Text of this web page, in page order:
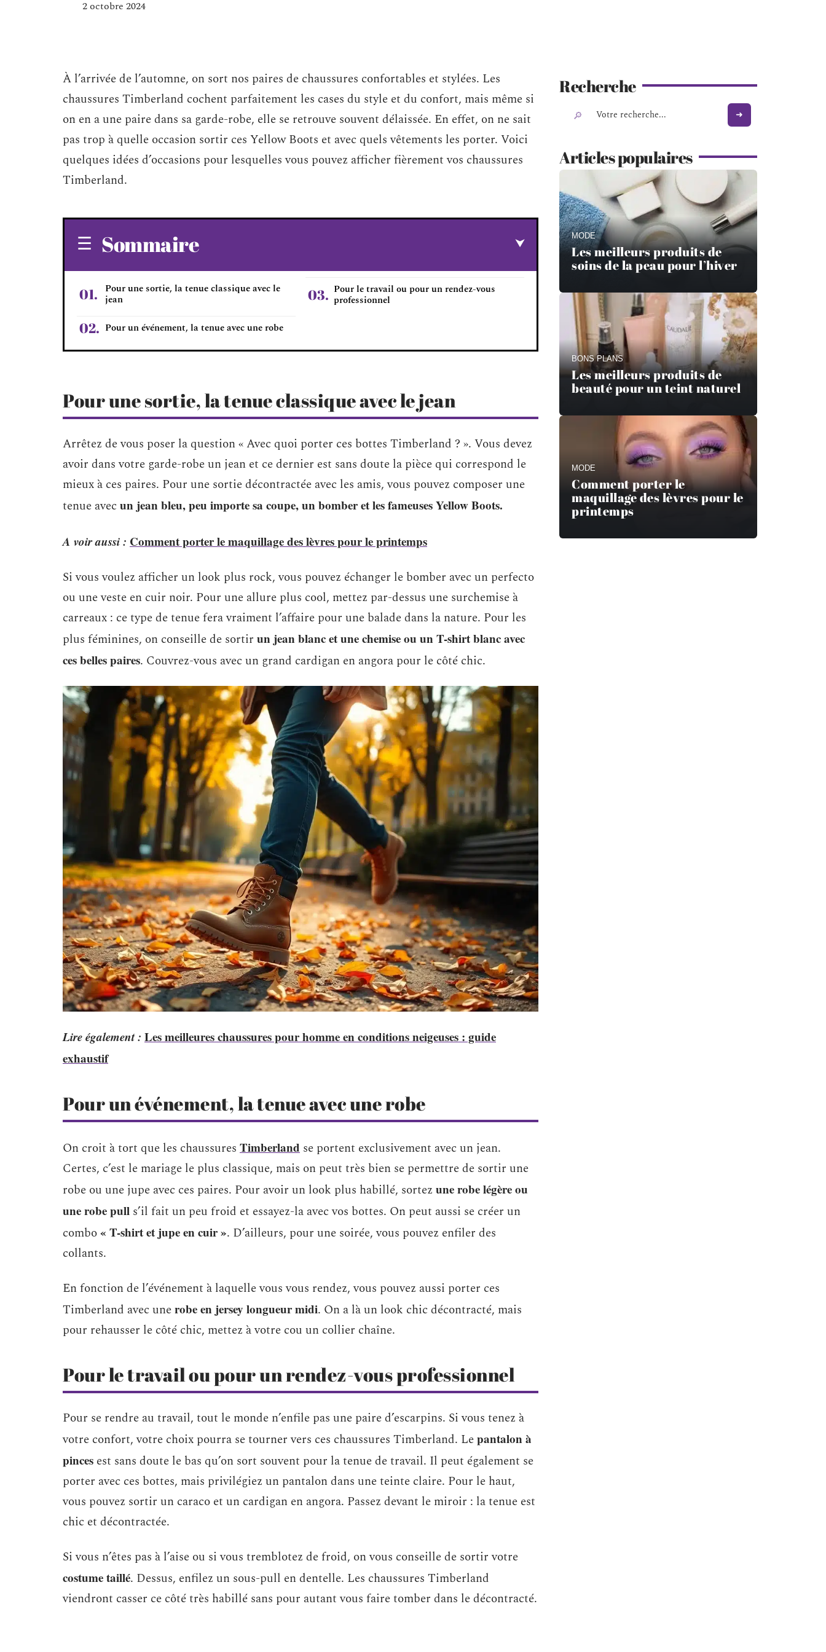
2 octobre 2024
À l’arrivée de l’automne, on sort nos paires de chaussures confortables et stylées. Les
chaussures Timberland cochent parfaitement les cases du style et du confort, mais même si
on en a une paire dans sa garde-robe, elle se retrouve souvent délaissée. En effet, on ne sait
pas trop à quelle occasion sortir ces Yellow Boots et avec quels vêtements les porter. Voici
quelques idées d’occasions pour lesquelles vous pouvez afficher fièrement vos chaussures
Timberland.
Sommaire
Pour une sortie, la tenue classique avec le
jean
Pour un événement, la tenue avec une robe
Pour le travail ou pour un rendez-vous
professionnel
Pour une sortie, la tenue classique avec le jean
Arrêtez de vous poser la question « Avec quoi porter ces bottes Timberland ? ». Vous devez
avoir dans votre garde-robe un jean et ce dernier est sans doute la pièce qui correspond le
mieux à ces paires. Pour une sortie décontractée avec les amis, vous pouvez composer une
tenue avecun jean bleu, peu importe sa coupe, un bomber et les fameuses Yellow Boots.
A voir aussi : Comment porter le maquillage des lèvres pour le printemps
Si vous voulez afficher un look plus rock, vous pouvez échanger le bomber avec un perfecto
ou une veste en cuir noir. Pour une allure plus cool, mettez par-dessus une surchemise à
carreaux : ce type de tenue fera vraiment l’affaire pour une balade dans la nature. Pour les
plus féminines, on conseille de sortir un jean blanc et une chemise ou un T-shirt blanc avec
ces belles paires. Couvrez-vous avec un grand cardigan en angora pour le côté chic.
Lire également : Les meilleures chaussures pour homme en conditions neigeuses : guide
exhaustif
Pour un événement, la tenue avec une robe
On croit à tort que les chaussures Timberland se portent exclusivement avec un jean.
Certes, c’est le mariage le plus classique, mais on peut très bien se permettre de sortir une
robe ou une jupe avec ces paires. Pour avoir un look plus habillé, sortez une robe légère ou
une robe pull s’il fait un peu froid et essayez-la avec vos bottes. On peut aussi se créer un
combo« T-shirt et jupe en cuir ». D’ailleurs, pour une soirée, vous pouvez enfiler des
collants.
En fonction de l’événement à laquelle vous vous rendez, vous pouvez aussi porter ces
Timberland avec unerobe en jersey longueur midi. On a là un look chic décontracté, mais
pour rehausser le côté chic, mettez à votre cou un collier chaîne.
Pour le travail ou pour un rendez-vous professionnel
Pour se rendre au travail, tout le monde n’enfile pas une paire d’escarpins. Si vous tenez à
votre confort, votre choix pourra se tourner vers ces chaussures Timberland. Lepantalon à
pinces est sans doute le bas qu’on sort souvent pour la tenue de travail. Il peut également se
porter avec ces bottes, mais privilégiez un pantalon dans une teinte claire. Pour le haut,
vous pouvez sortir un caraco et un cardigan en angora. Passez devant le miroir : la tenue est
chic et décontractée.
Si vous n’êtes pas à l’aise ou si vous tremblotez de froid, on vous conseille de sortir votre
costume taillé. Dessus, enfilez un sous-pull en dentelle. Les chaussures Timberland
viendront casser ce côté très habillé sans pour autant vous faire tomber dans le décontracté.
Recherche
Articles populaires
MODE
Les meilleurs produits de
soins de la peau pour l’hiver
BONS PLANS
Les meilleurs produits de
beauté pour un teint naturel
MODE
Comment porter le
maquillage des lèvres pour le
printemps